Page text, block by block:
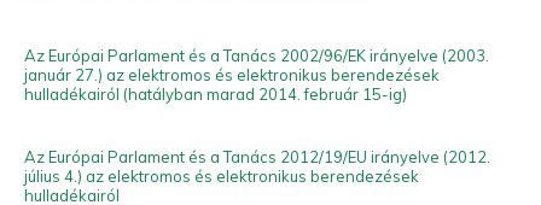
Az Európai Parlament és a Tanács 2002/96/EK irányelve (2003.
január 27.) az elektromos és elektronikus berendezések
hulladékairól (hatályban marad 2014. február 15-ig)
Az Európai Parlament és a Tanács 2012/19/EU irányelve (2012.
július 4.) az elektromos és elektronikus berendezések
hulladékairól